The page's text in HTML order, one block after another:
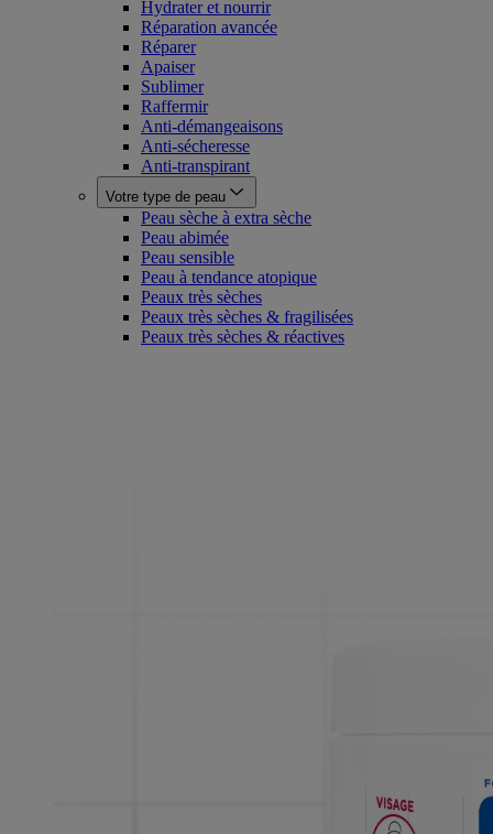
Hydrater et nourrir
Réparation avancée
Réparer
Apaiser
Sublimer
Raffermir
Anti-démangeaisons
Anti-sécheresse
Anti-transpirant
Votre type de peau
Peau sèche à extra sèche
Peau abimée
Peau sensible
Peau à tendance atopique
Peaux très sèches
Peaux très sèches & fragilisées
Peaux très sèches & réactives